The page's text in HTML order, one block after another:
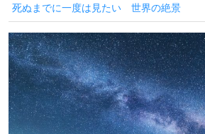
死ぬまでに一度は見たい 世界の絶景